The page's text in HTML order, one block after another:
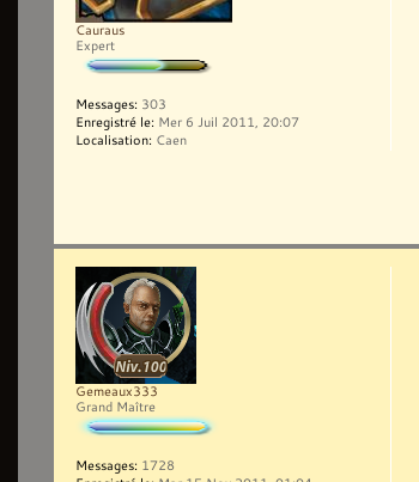
Cauraus
Expert
Messages: 303
Enregistré le: Mer 6 Juil 2011, 20:07
Localisation: Caen
Gemeaux333
Grand Maître
Messages: 1728